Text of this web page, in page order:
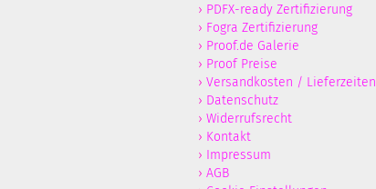
› PDFX-ready Zertifizierung
› Fogra Zertifizierung
› Proof.de Galerie
› Proof Preise
› Versandkosten / Lieferzeiten
› Datenschutz
› Widerrufsrecht
› Kontakt
› Impressum
› AGB